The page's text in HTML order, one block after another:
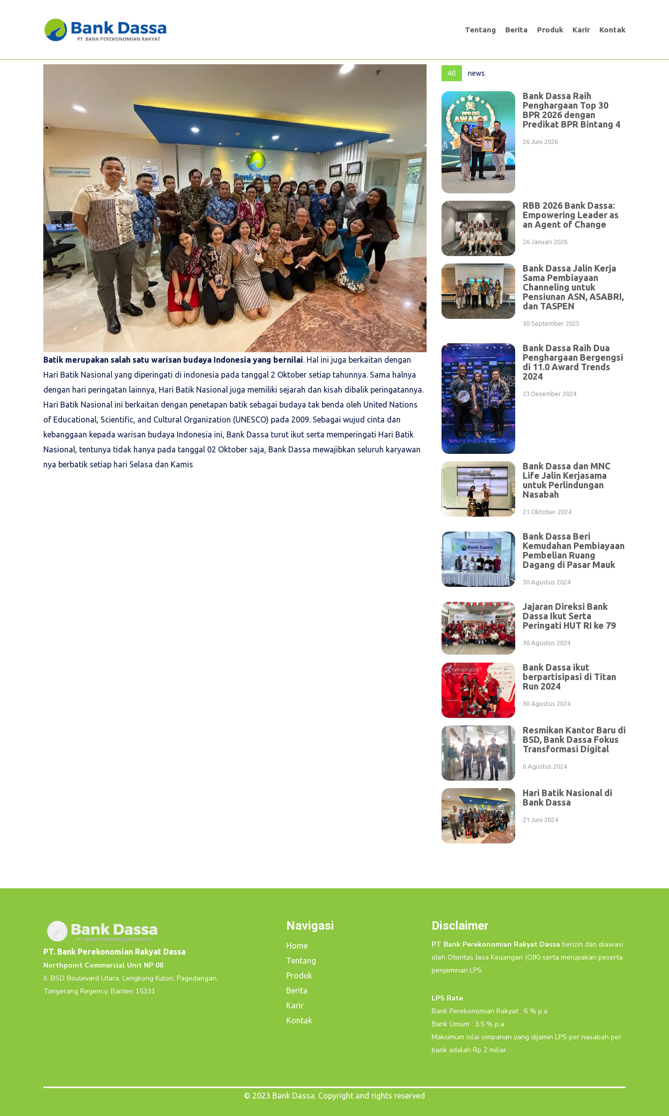
Tentang Berita Produk Karir Kontak
Hari Batik Nasional
Batik merupakan salah satu warisan budaya Indonesia yang bernilai . Hal ini juga berkaitan dengan
Hari Batik Nasional yang diperingati di indonesia pada tanggal 2 Oktober setiap tahunnya. Sama halnya
dengan hari peringatan lainnya, Hari Batik Nasional juga memiliki sejarah dan kisah dibalik peringatannya.
Hari Batik Nasional ini berkaitan dengan penetapan batik sebagai budaya tak benda oleh United Nations
of Educational, Scientific, and Cultural Organization (UNESCO) pada 2009. Sebagai wujud cinta dan
kebanggaan kepada warisan budaya Indonesia ini, Bank Dassa turut ikut serta memperingati Hari Batik
Nasional, tentunya tidak hanya pada tanggal 02 Oktober saja, Bank Dassa mewajibkan seluruh karyawan
nya berbatik setiap hari Selasa dan Kamis
All news
Bank Dassa Raih
Penghargaan Top 30
BPR 2026 dengan
Predikat BPR Bintang 4
26 Juni 2026
RBB 2026 Bank Dassa:
Empowering Leader as
an Agent of Change
26 Januari 2026
Bank Dassa Jalin Kerja
Sama Pembiayaan
Channeling untuk
Pensiunan ASN, ASABRI,
dan TASPEN
30 September 2025
Bank Dassa Raih Dua
Penghargaan Bergengsi
di 11.0 Award Trends
2024
23 Desember 2024
Bank Dassa dan MNC
Life Jalin Kerjasama
untuk Perlindungan
Nasabah
21 Oktober 2024
Bank Dassa Beri
Kemudahan Pembiayaan
Pembelian Ruang
Dagang di Pasar Mauk
30 Agustus 2024
Jajaran Direksi Bank
Dassa Ikut Serta
Peringati HUT RI ke 79
30 Agustus 2024
Bank Dassa ikut
berpartisipasi di Titan
Run 2024
30 Agustus 2024
Resmikan Kantor Baru di
BSD, Bank Dassa Fokus
Transformasi Digital
6 Agustus 2024
Hari Batik Nasional di
Bank Dassa
21 Juni 2024
PT. Bank Perekonomian Rakyat Dassa
Northpoint Commercial Unit NP 08
Jl. BSD Boulevard Utara, Lengkong Kulon, Pagedangan,
Tangerang Regency, Banten 15331
Navigasi
Home
Tentang
Produk
Berita
Karir
Kontak
Disclaimer
PT Bank Perekonomian Rakyat Dassa berizin dan diawasi
oleh Otoritas Jasa Keuangan (OJK) serta merupakan peserta
penjaminan LPS.
LPS Rate
Bank Perekonomian Rakyat : 6 % p.a
Bank Umum : 3,5 % p.a
Maksimum nilai simpanan yang dijamin LPS per nasabah per
bank adalah Rp 2 miliar.
© 2023 Bank Dassa. Copyright and rights reserved